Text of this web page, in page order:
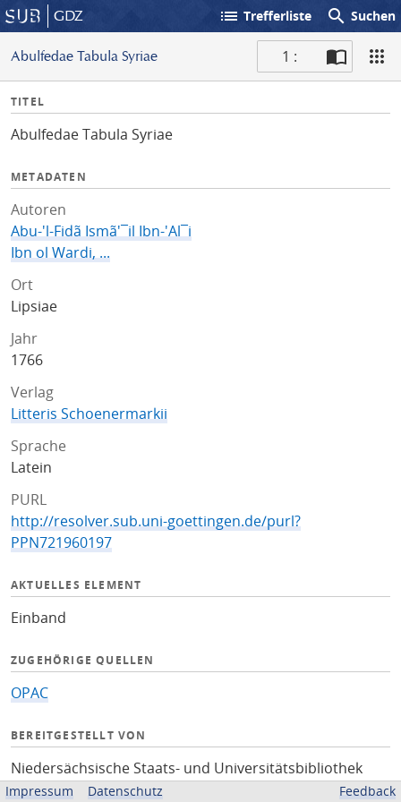
GDZ list Trefferliste search Suchen
Abulfedae Tabula Syriae 1 :
I
f
TITEL
Abulfedae Tabula Syriae
METADATEN
Autoren
Abu-'l-Fidã Ismã'¯il Ibn-'Al¯i
Ibn ol Wardi, ...
Ort
Lipsiae
Jahr
1766
Verlag
Litteris Schoenermarkii
Sprache
Latein
PURL
http://resolver.sub.uni-goettingen.de/purl?
PPN721960197
AKTUELLES ELEMENT
Einband
ZUGEHÖRIGE QUELLEN
OPAC
BEREITGESTELLT VON
Niedersächsische Staats- und Universitätsbibliothek
Göttingen
Impressum Datenschutz Feedback